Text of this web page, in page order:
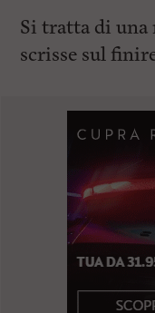
Si tratta di una
scrisse sul